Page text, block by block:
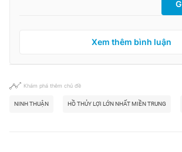
Xem thêm bình luận
Khám phá thêm chủ đề
NINH THUẬN HỒ THỦY LỢI LỚN NHẤT MIỀN TRUNG